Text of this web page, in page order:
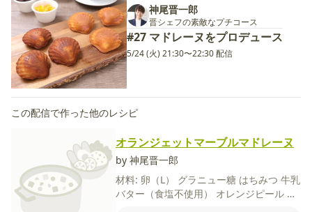
神尾晋一郎
晋シェフの素敵なプチコース
#27 マドレーヌをプロデュース
5/24 (火) 21:30〜22:30 配信
この配信で作った他のレシピ
オランジェットマーブルマドレーヌ
by 神尾晋一郎
材料: 卵（L） グラニュー糖 はちみつ 牛乳
バター（食塩不使用） オレンジピール チ